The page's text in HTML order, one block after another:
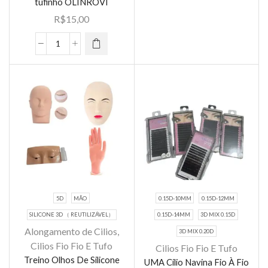
R$15,00
Kit
extensão
cílios
tufinho
OLINROVI
quantidade
tem várias
variantes.
As opções
podem ser
escolhidas
do
produto
5D MÃO
SILICONE 3D （ REUTILIZÁVEL）
Alongamento de Cilios,
Cilios Fio Fio E Tufo
Treino Olhos De Silicone
Este
produto
0.15D-10MM 0.15D-12MM
0.15D-14MM 3D MIX 0.15D
3D MIX 0.20D
Cilios Fio Fio E Tufo
UMA Cílio Navina Fio À Fio
Este